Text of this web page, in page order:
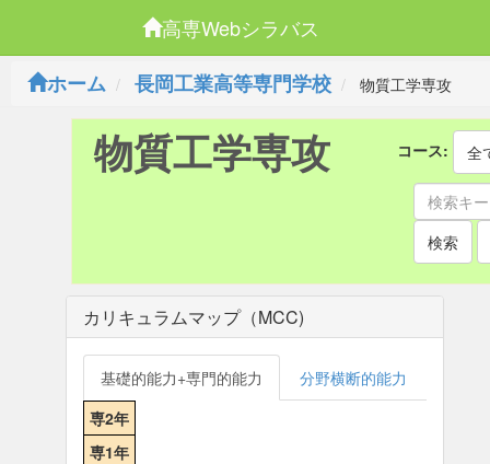
高専Webシラバス
ホーム
長岡工業高等専門学校 物質工学専攻
物質工学専攻 コース: 全
検索
カリキュラムマップ（MCC)
基礎的能力+専門的能力
分野横断的能力
専2年
専1年